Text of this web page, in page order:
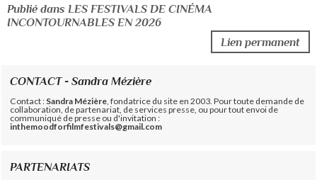
Publié dans LES FESTIVALS DE CINÉMA
INCONTOURNABLES EN 2026
Lien permanent
CONTACT - Sandra Mézière
Contact : Sandra Mézière , fondatrice du site en 2003. Pour toute demande de
collaboration, de partenariat, de services presse, ou pour tout envoi de
communiqué de presse ou d'invitation :
inthemoodforfilmfestivals@gmail.com
PARTENARIATS